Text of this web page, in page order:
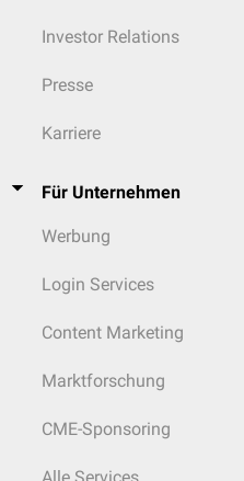
Investor Relations
Presse
Karriere
Für Unternehmen
Werbung
Login Services
Content Marketing
Marktforschung
CME-Sponsoring